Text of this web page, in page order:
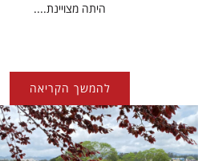
היתה מצויינת....
להמשך הקריאה